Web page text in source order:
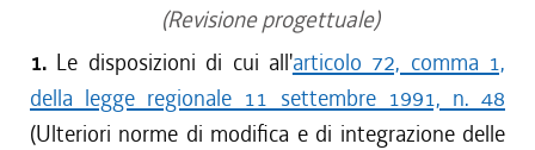
(Revisione progettuale)
1. Le disposizioni di cui all'articolo 72, comma 1,
della legge regionale 11 settembre 1991, n. 48
(Ulteriori norme di modifica e di integrazione delle